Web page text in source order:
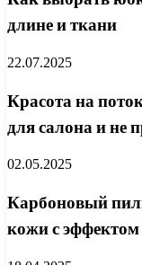
длине и ткани
22.07.2025
Красота на
для салона и не
02.05.2025
Карбоновый
кожи с